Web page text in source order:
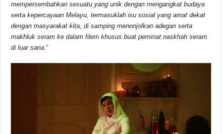
mempersembahkan sesuatu yang unik dengan mengangkat budaya
serta kepercayaan Melayu, termasuklah isu sosial yang amat dekat
dengan masyarakat kita, di samping menonjolkan adegan serta
makhluk seram ke dalam filem khusus buat peminat naskhah seram
di luar sana.”